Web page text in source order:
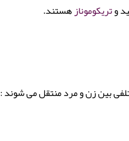
وتریکومونازهستند.
بین زن و مرد منتقل می شوند :